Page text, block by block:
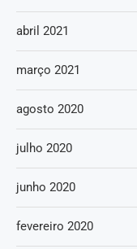
abril 2021
março 2021
agosto 2020
julho 2020
junho 2020
fevereiro 2020